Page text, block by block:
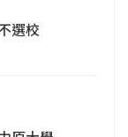
選校